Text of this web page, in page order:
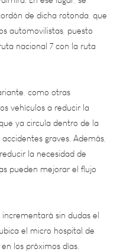
puesto
nacional 7 con la ruta
otras
a reducir la
circula dentro de la
graves. Además,
la necesidad de
mejorar el flujo
sin dudas el
el micro hospital de
los próximos días.